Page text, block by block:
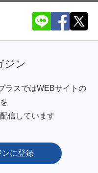
ジン
ラスではWEBサイトの
信しています
ンに登録